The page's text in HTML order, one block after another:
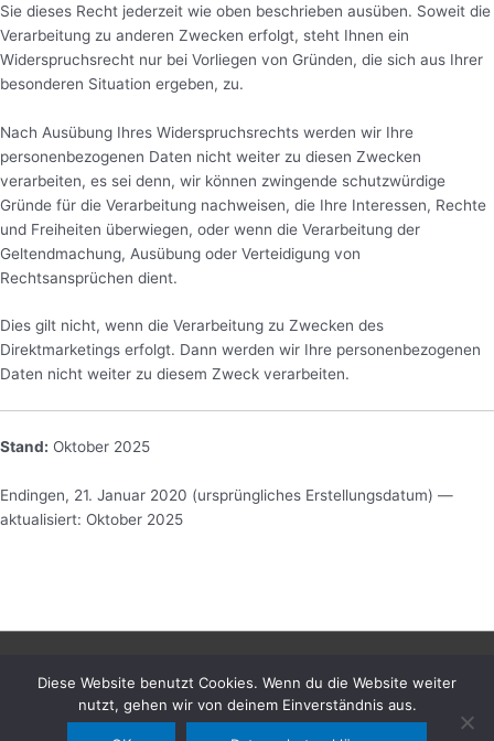
Sie dieses Recht jederzeit wie oben beschrieben ausüben. Soweit die
Verarbeitung zu anderen Zwecken erfolgt, steht Ihnen ein
Widerspruchsrecht nur bei Vorliegen von Gründen, die sich aus Ihrer
besonderen Situation ergeben, zu.
Nach Ausübung Ihres Widerspruchsrechts werden wir Ihre
personenbezogenen Daten nicht weiter zu diesen Zwecken
verarbeiten, es sei denn, wir können zwingende schutzwürdige
Gründe für die Verarbeitung nachweisen, die Ihre Interessen, Rechte
und Freiheiten überwiegen, oder wenn die Verarbeitung der
Geltendmachung, Ausübung oder Verteidigung von
Rechtsansprüchen dient.
Dies gilt nicht, wenn die Verarbeitung zu Zwecken des
Direktmarketings erfolgt. Dann werden wir Ihre personenbezogenen
Daten nicht weiter zu diesem Zweck verarbeiten.
Stand: Oktober 2025
Endingen, 21. Januar 2020 (ursprüngliches Erstellungsdatum) —
aktualisiert: Oktober 2025
Copyright © 2026
Weingut L. Bastian - das-samtwein-
gut | Powered by Astra WordPress-Theme
Diese Website benutzt Cookies. Wenn du die Website weiter
nutzt, gehen wir von deinem Einverständnis aus.